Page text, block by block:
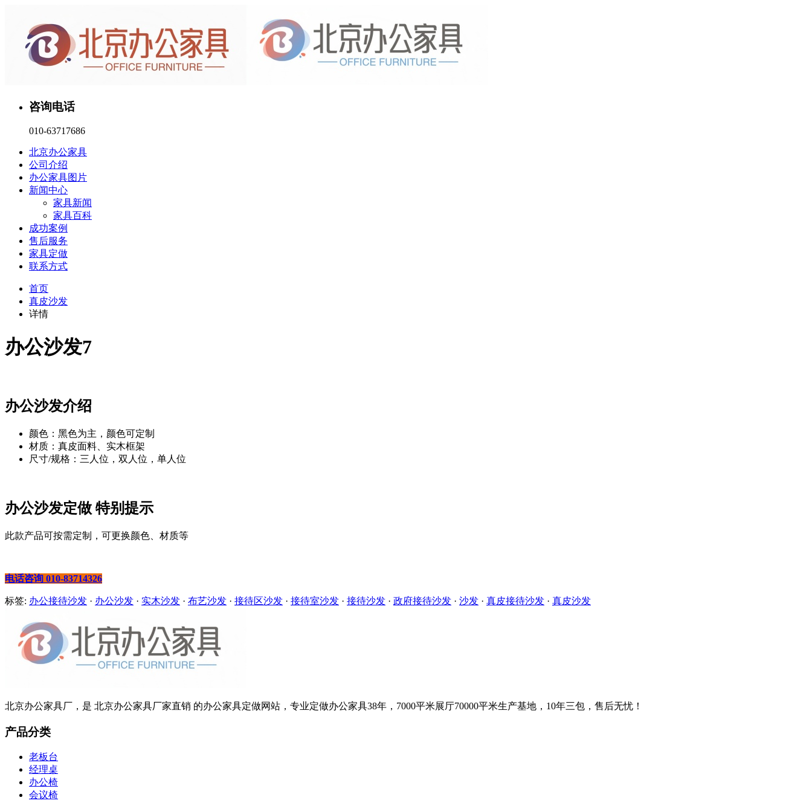
咨询电话
010-63717686
北京办公家具
公司介绍
办公家具图片
新闻中心
家具新闻
家具百科
成功案例
售后服务
家具定做
联系方式
首页
真皮沙发
详情
办公沙发7
办公沙发介绍
颜色：黑色为主，颜色可定制
材质：真皮面料、实木框架
尺寸/规格：三人位，双人位，单人位
办公沙发定做 特别提示
此款产品可按需定制，可更换颜色、材质等
电话咨询 010-83714326
标签: 办公接待沙发 · 办公沙发 · 实木沙发 · 布艺沙发 · 接待区沙发 · 接待室沙发 · 接待沙发 · 政府接待沙发 · 沙发 · 真皮接待沙发 · 真皮沙发
北京办公家具厂，是 北京办公家具厂家直销 的办公家具定做网站，专业定做办公家具38年，7000平米展厅70000平米生产基地，10年三包，售后无忧！
产品分类
老板台
经理桌
办公椅
会议椅